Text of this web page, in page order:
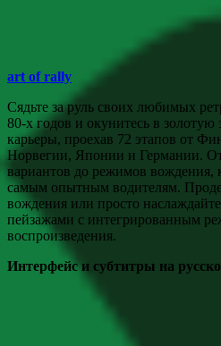
art of rally
Сядьте за руль своих любимых
80-х годов и окунитесь в
карьеры, проехав 72 этапов от
Норвегии, Японии и Германии.
вариантов до режимов вождения,
самым опытным водителям.
вождения или просто
пейзажами с интегрированным
воспроизведения.
Интерфейс и субтитры на